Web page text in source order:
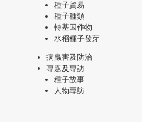
種子貿易
種子種類
轉基因作物
水稻種子發芽
病蟲害及防治
專題及專訪
種子故事
人物專訪